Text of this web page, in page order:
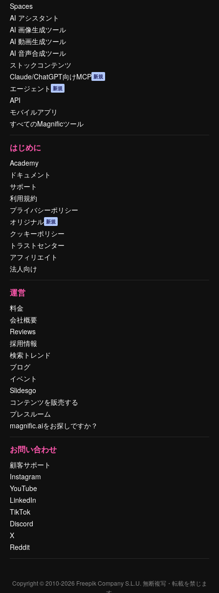
Spaces
AI アシスタント
AI 画像生成ツール
AI 動画生成ツール
AI 音声合成ツール
ストックコンテンツ
Claude/ChatGPT向けMCP 新規
エージェント 新規
API
モバイルアプリ
すべてのMagnificツール
はじめに
Academy
ドキュメント
サポート
利用規約
プライバシーポリシー
オリジナル 新規
クッキーポリシー
トラストセンター
アフィリエイト
法人向け
運営
料金
会社概要
Reviews
採用情報
検索トレンド
ブログ
イベント
Slidesgo
コンテンツを販売する
プレスルーム
magnific.aiをお探しですか？
お問い合わせ
顧客サポート
Instagram
YouTube
LinkedIn
TikTok
Discord
X
Reddit
Copyright © 2010-2026 Freepik Company S.L.U. 無断複写・転載を禁じま